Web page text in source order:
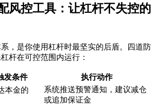
风控工具：让杠杆不失控的
，是你使用杠杆时最坚实的后盾。四道防
杆在可控范围内运行：
发条件
执行动作
本金的
系统推送预警通知，建议减仓
或追加保证金